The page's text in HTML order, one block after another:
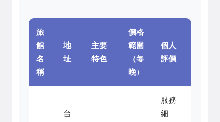
旅
館
名
稱
地
址
主要
特色
價格
範圍
（每
晚）
個人
評價
台
服務
細